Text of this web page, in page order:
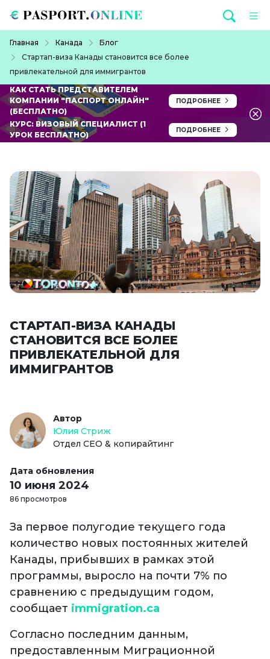
Главная Канада
Блог
Стартап-виза Канады становится все более
привлекательной для иммигрантов
КАК СТАТЬ ПРЕДСТАВИТЕЛЕМ
КОМПАНИИ "ПАСПОРТ ОНЛАЙН"
(БЕСПЛАТНО)
ПОДРОБНЕЕ
КУРС: ВИЗОВЫЙ СПЕЦИАЛИСТ (1
УРОК БЕСПЛАТНО)
ПОДРОБНЕЕ
СТАРТАП-ВИЗА КАНАДЫ
СТАНОВИТСЯ ВСЕ БОЛЕЕ
ПРИВЛЕКАТЕЛЬНОЙ ДЛЯ
ИММИГРАНТОВ
Автор
Юлия Стриж
Отдел СЕО & копирайтинг
Дата обновления
10 июня 2024
86 просмотров
За первое полугодие текущего года
количество новых постоянных жителей
Канады, прибывших в рамках этой
программы, выросло на почти 7% по
сравнению с предыдущим годом,
сообщает immigration.ca
Согласно последним данным,
предоставленным Миграционной